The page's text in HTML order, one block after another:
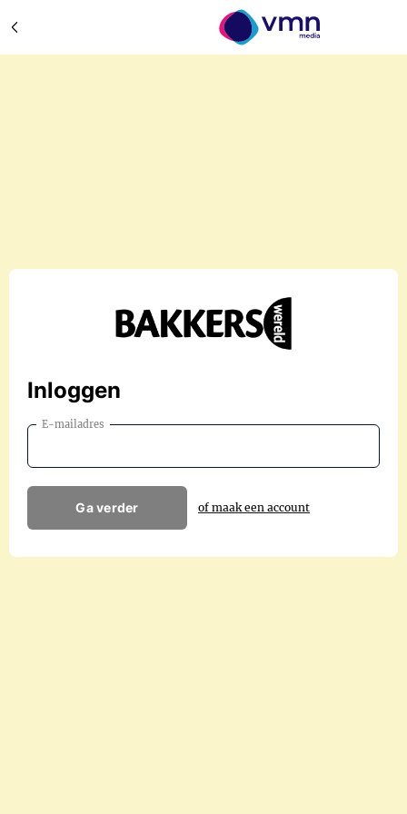
Inloggen
E-mailadres
Ga verder of maak een account